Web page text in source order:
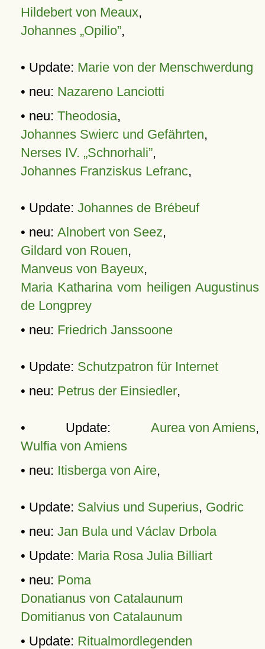
Hildebert von Meaux,
Johannes „Opilio”,
• Update: Marie von der Menschwerdung
• neu: Nazareno Lanciotti
• neu: Theodosia,
Johannes Swierc und Gefährten,
Nerses IV. „Schnorhali”,
Johannes Franziskus Lefranc,
• Update: Johannes de Brébeuf
• neu: Alnobert von Seez,
Gildard von Rouen,
Manveus von Bayeux,
Maria Katharina vom heiligen Augustinus
de Longprey
• neu: Friedrich Janssoone
• Update: Schutzpatron für Internet
• neu: Petrus der Einsiedler,
• Update: Aurea von Amiens,
Wulfia von Amiens
• neu: Itisberga von Aire,
• Update: Salvius und Superius, Godric
• neu: Jan Bula und Václav Drbola
• Update: Maria Rosa Julia Billiart
• neu: Poma
Donatianus von Catalaunum
Domitianus von Catalaunum
• Update: Ritualmordlegenden